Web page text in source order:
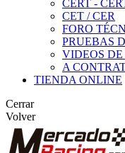
CERT -
CET / CER
FORO
PRUEBAS
VIDEOS
A
TIENDA ONLINE
Cerrar
Volver